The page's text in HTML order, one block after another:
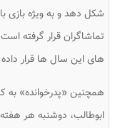
شکل دهد و به ویژه بازی
تماشاگران قرار گرفته
های این سال ها قرار داده
همچنین «پدرخوانده» به